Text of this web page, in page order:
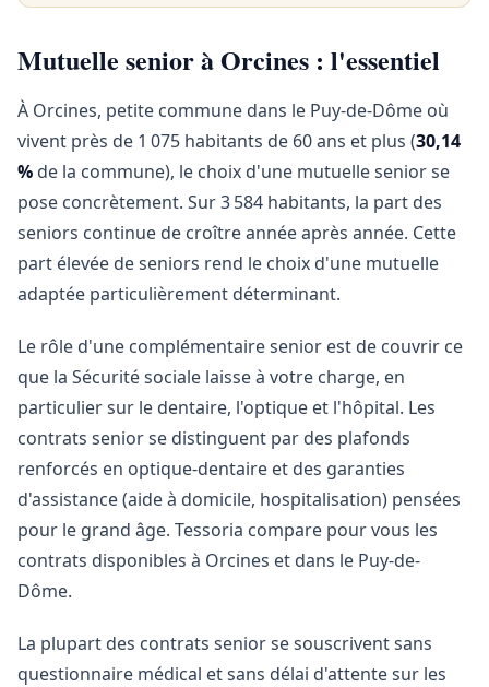
Mutuelle senior à Orcines : l'essentiel
À Orcines, petite commune dans le Puy-de-Dôme où
vivent près de 1 075 habitants de 60 ans et plus (30,14
% de la commune), le choix d'une mutuelle senior se
pose concrètement. Sur 3 584 habitants, la part des
seniors continue de croître année après année. Cette
part élevée de seniors rend le choix d'une mutuelle
adaptée particulièrement déterminant.
Le rôle d'une complémentaire senior est de couvrir ce
que la Sécurité sociale laisse à votre charge, en
particulier sur le dentaire, l'optique et l'hôpital. Les
contrats senior se distinguent par des plafonds
renforcés en optique-dentaire et des garanties
d'assistance (aide à domicile, hospitalisation) pensées
pour le grand âge. Tessoria compare pour vous les
contrats disponibles à Orcines et dans le Puy-de-
Dôme.
La plupart des contrats senior se souscrivent sans
questionnaire médical et sans délai d'attente sur les